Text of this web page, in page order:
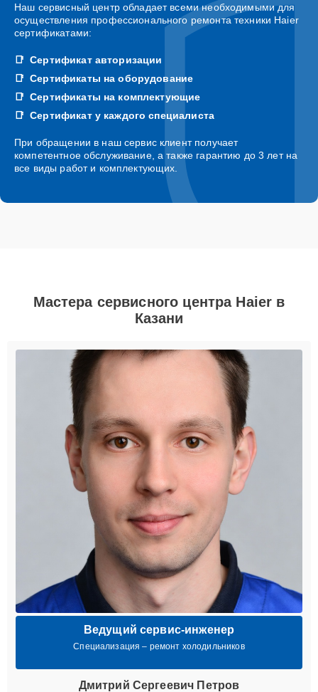
Наш сервисный центр обладает всеми необходимыми для
осуществления профессионального ремонта техники Haier
сертификатами:
Сертификат авторизации
Сертификаты на оборудование
Сертификаты на комплектующие
Сертификат у каждого специалиста
При обращении в наш сервис клиент получает
компетентное обслуживание, а также гарантию до 3 лет на
все виды работ и комплектующих.
Мастера сервисного центра Haier в
Казани
Ведущий сервис-инженер
Специализация – ремонт холодильников
Дмитрий Сергеевич Петров